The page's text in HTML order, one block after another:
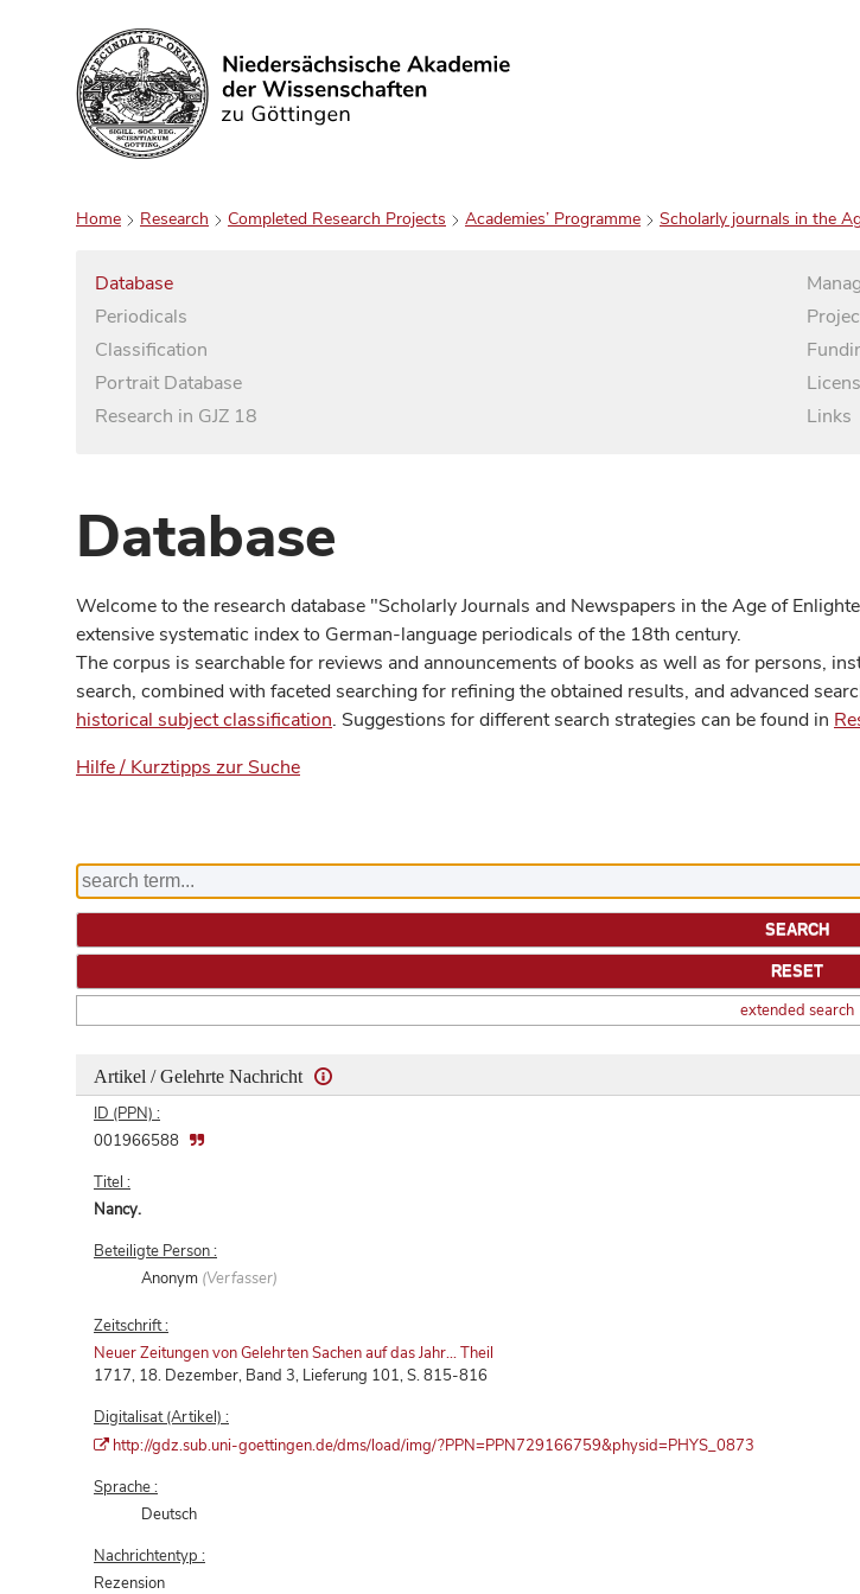
Search
Home Research Completed Research Projects Academies’ Programme Scholarly journals in the
Database
Periodicals
Classification
Portrait Database
Research in GJZ 18
Links
Database
Welcome to the research database "Scholarly Journals and Newspapers in the Age of
extensive systematic index to German-language periodicals of the 18th century.
The corpus is searchable for reviews and announcements of books as well as for persons,
search, combined with faceted searching for refining the obtained results, and advanced
historical subject classification. Suggestions for different search strategies can be found in
Hilfe / Kurztipps zur Suche
extended search
Artikel / Gelehrte Nachricht
ID (PPN) :
001966588
Titel :
Nancy.
Beteiligte Person :
Anonym (Verfasser)
Zeitschrift :
Neuer Zeitungen von Gelehrten Sachen auf das Jahr... Theil
1717, 18. Dezember, Band 3, Lieferung 101, S. 815-816
Digitalisat (Artikel) :
http://gdz.sub.uni-goettingen.de/dms/load/img/?PPN=PPN729166759&physid=PHYS_0873
Sprache :
Deutsch
Nachrichtentyp :
Rezension